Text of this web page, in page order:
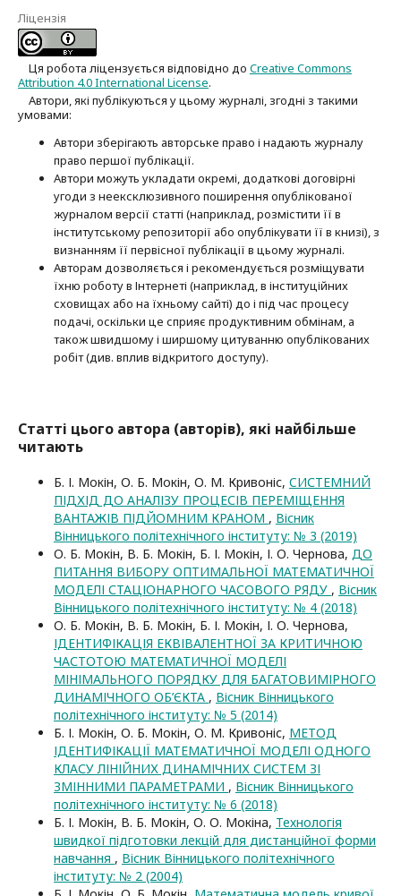
Ліцензія
Ця робота ліцензується відповідно до Creative Commons
Attribution 4.0 International License.
Автори, які публікуються у цьому журналі, згодні з такими
умовами:
Автори зберігають авторське право і надають журналу
право першої публі­кації.
Автори можуть укладати окремі, додат­кові договірні
угоди з неексклюзив­ного поширення опублікованої
журналом версії статті (наприклад, розмістити її в
інститутському репозиторії або опубліку­вати її в книзі), з
визнанням її первісної публікації в цьому журналі.
Авторам дозволяється і рекомендується розміщувати
їхню роботу в Інтернеті (наприклад, в інституційних
сховищах або на їхньому сайті) до і під час процесу
подачі, оскільки це сприяє продуктивним обмінам, а
також швидшому і ширшому цитуванню опубліко­ва­них
робіт (див. вплив відкритого доступу).
Статті цього автора (авторів), які найбільше
читають
Б. І. Мокін, О. Б. Мокін, О. М. Кривоніс, CИСТЕМНИЙ
ПІДХІД ДО АНАЛІЗУ ПРОЦЕСІВ ПЕРЕМІЩЕННЯ
ВАНТАЖІВ ПІДЙОМНИМ КРАНОМ , Вісник
Вінницького політехнічного інституту: № 3 (2019)
О. Б. Мокін, В. Б. Мокін, Б. І. Мокін, І. О. Чернова, ДО
ПИТАННЯ ВИБОРУ ОПТИМАЛЬНОЇ МАТЕМАТИЧНОЇ
МОДЕЛІ СТАЦІОНАРНОГО ЧАСОВОГО РЯДУ , Вісник
Вінницького політехнічного інституту: № 4 (2018)
О. Б. Мокін, В. Б. Мокін, Б. І. Мокін, І. О. Чернова,
ІДЕНТИФІКАЦІЯ ЕКВІВАЛЕНТНОЇ ЗА КРИТИЧНОЮ
ЧАСТОТОЮ МАТЕМАТИЧНОЇ МОДЕЛІ
МІНІМАЛЬНОГО ПОРЯДКУ ДЛЯ БАГАТОВИМІРНОГО
ДИНАМІЧНОГО ОБ’ЄКТА , Вісник Вінницького
політехнічного інституту: № 5 (2014)
Б. І. Мокін, О. Б. Мокін, О. М. Кривоніс, МЕТОД
ІДЕНТИФІКАЦІЇ МАТЕМАТИЧНОЇ МОДЕЛІ ОДНОГО
КЛАСУ ЛІНІЙНИХ ДИНАМІЧНИХ СИСТЕМ ЗІ
ЗМІННИМИ ПАРАМЕТРАМИ , Вісник Вінницького
політехнічного інституту: № 6 (2018)
Б. І. Мокін, В. Б. Мокін, О. О. Мокіна, Технологія
швидкої підготовки лекцій для дистанційної форми
навчання , Вісник Вінницького політехнічного
інституту: № 2 (2004)